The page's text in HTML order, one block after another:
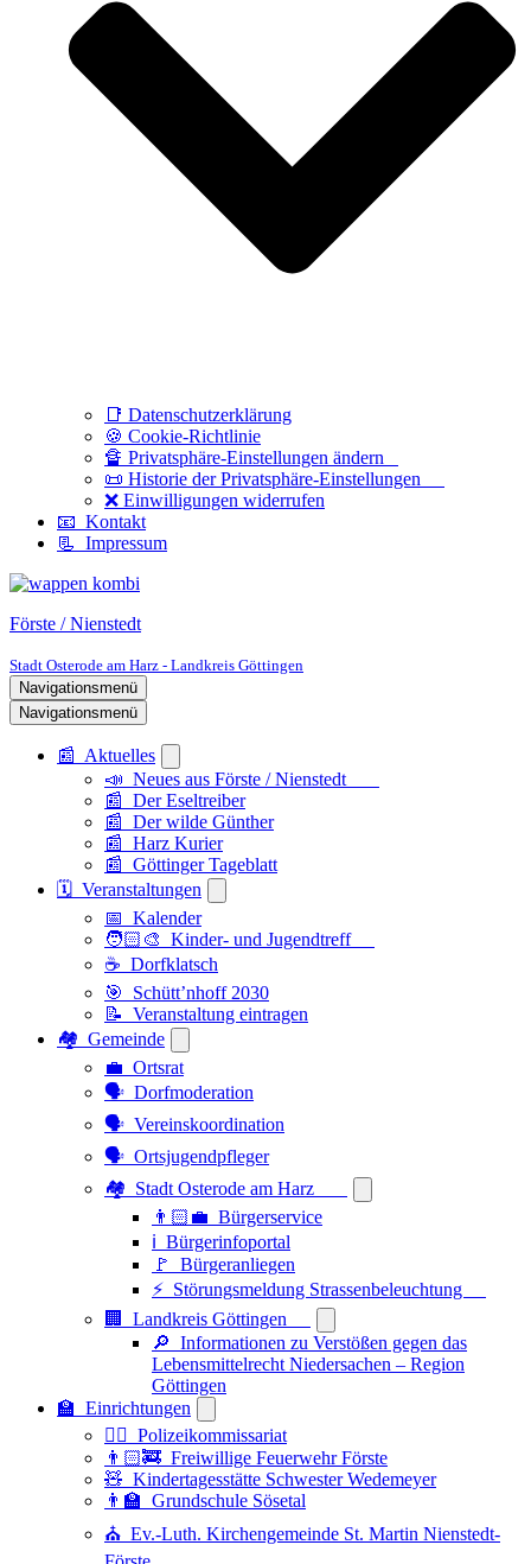
📑 Datenschutzerklärung
🍪 Cookie-Richtlinie
🔏 Privatsphäre-Einstellungen ändern
📜 Historie der Privatsphäre-Einstellungen
❌ Einwilligungen widerrufen
📧 Kontakt
📃 Impressum
Förste / Nienstedt
Stadt Osterode am Harz - Landkreis Göttingen
Navigationsmenü
Navigationsmenü
📰 Aktuelles
📣 Neues aus Förste / Nienstedt
📰 Der Eseltreiber
📰 Der wilde Günther
📰 Harz Kurier
📰 Göttinger Tageblatt
🗓️ Veranstaltungen
📅 Kalender
🧑🏻‍🎨 Kinder- und Jugendtreff
☕ Dorfklatsch
🎯 Schütt’nhoff 2030
📝 Veranstaltung eintragen
🏘️ Gemeinde
💼 Ortsrat
🗣️ Dorfmoderation
🗣️ Vereinskoordination
🗣️ Ortsjugendpfleger
🏘️ Stadt Osterode am Harz
👨🏻‍💼 Bürgerservice
ℹ️ Bürgerinfoportal
🚩 Bürgeranliegen
⚡ Störungsmeldung Strassenbeleuchtung
🏢 Landkreis Göttingen
🔎 Informationen zu Verstößen gegen das
Lebensmittelrecht Niedersachen – Region
Göttingen
🏫 Einrichtungen
👮‍♂️ Polizeikommissariat
👨🏻‍🚒 Freiwillige Feuerwehr Förste
🧸 Kindertagesstätte Schwester Wedemeyer
👨‍🏫 Grundschule Sösetal
⛪ Ev.-Luth. Kirchengemeinde St. Martin Nienstedt-